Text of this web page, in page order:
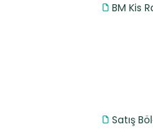
BM Kis
Satış